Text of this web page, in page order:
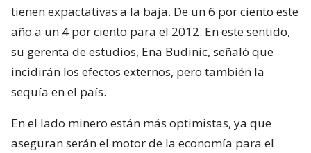
tienen expactativas a la baja. De un 6 por ciento este
año a un 4 por ciento para el 2012. En este sentido,
su gerenta de estudios, Ena Budinic, señaló que
incidirán los efectos externos, pero también la
sequía en el país.
En el lado minero están más optimistas, ya que
aseguran serán el motor de la economía para el